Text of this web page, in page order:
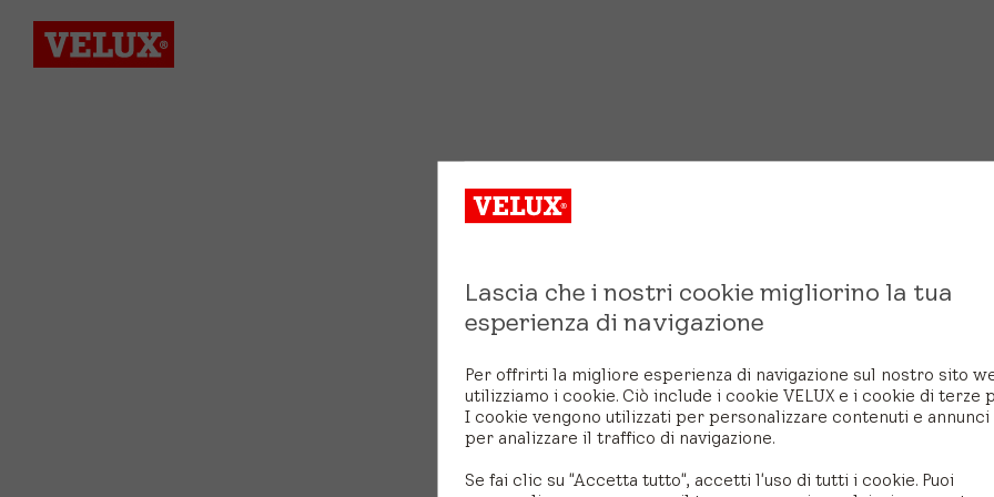
Lascia che i nostri cookie migliorino la tua
esperienza di navigazione
Per offrirti la migliore esperienza di navigazione sul nostro sito
utilizziamo i cookie. Ciò include i cookie VELUX e i cookie di terze
I cookie vengono utilizzati per personalizzare contenuti e annunci
per analizzare il traffico di navigazione.
Se fai clic su "Accetta tutto", accetti l'uso di tutti i cookie. Puoi